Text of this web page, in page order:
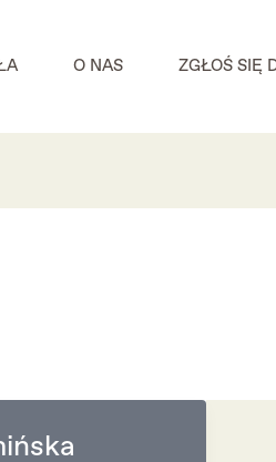
O NAS ZGŁOŚ SIĘ